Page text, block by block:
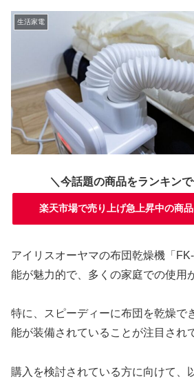
生活家電
＼今話題の商品をランキン
楽天市場で売り上げ急上昇中の商
アイリスオーヤマの布団乾燥機「
能が魅力的で、多くの家庭での使用
特に、スピーディーに布団を乾燥で
能が装備されていることが注目され
購入を検討されている方に向けて、